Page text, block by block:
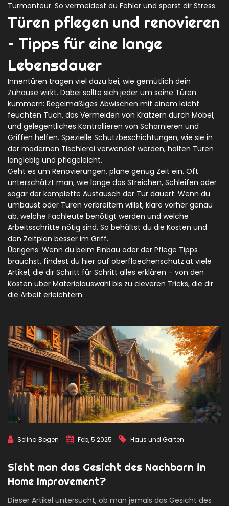
Türmonteur. So vermeidest du Fehler und sparst dir Stress.
Türen pflegen und renovieren
– Tipps für eine lange
Lebensdauer
Innentüren tragen viel dazu bei, wie gemütlich dein
Zuhause wirkt. Dabei sollte sich jeder um seine Türen
kümmern: Regelmäßiges Abwischen mit einem leicht
feuchten Tuch, das Vermeiden von Kratzern durch Möbel,
und gelegentliches Kontrollieren von Scharnieren und
Griffen helfen. Spezielle Schutzbeschichtungen, wie sie in
der modernen Tischlerei verwendet werden, halten Türen
langlebig und pflegeleicht.
Geht es um Renovierungen, plane genug Zeit ein. Oft
unterschätzt man, wie lange das Streichen, Schleifen oder
sogar der komplette Austausch der Tür dauert. Wenn du
umbaust oder Türen verbreitern willst, kläre vorher genau
ab, welche Fachleute benötigt werden und welche
Arbeitsschritte nötig sind. So behältst du die Kosten und
den Zeitplan besser im Griff.
Übrigens: Wenn du beim Einbau oder der Pflege Tipps
brauchst, findest du hier auf oberflaechenschutz.at viele
Artikel, die dir Schritt für Schritt alles erklären – von den
Kosten über Materialauswahl bis zu cleveren Tricks, die dir
die Arbeit erleichtern.
Selina Bogen Feb, 5 2025 Haus und Garten
Sieht man das Gesicht des Nachbarn in
Home Improvement?
Dieser Artikel untersucht, ob man jemals das Gesicht des